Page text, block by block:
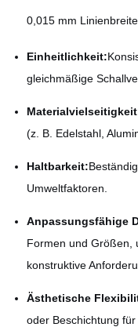
0,015 mm Linienbreite.
Einheitlichkeit:
gleichmäßige
(z. B. Edelstahl,
Haltbarkeit:
Umweltfaktoren.
Anpassungsfähige
Formen und Größen,
konstruktive
Ästhetische
oder Beschichtung